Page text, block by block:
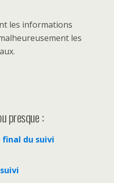
les informations
les
presque :
final du suivi